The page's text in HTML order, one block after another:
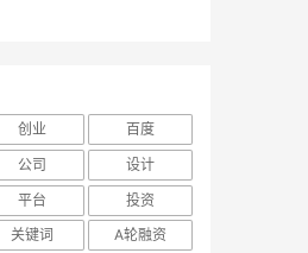
创业
百度
公司
设计
平台
投资
关键词 A轮融资